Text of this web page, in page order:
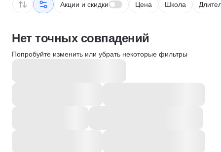
Акции и скидки Цена Школа
Нет точных совпадений
Попробуйте изменить или убрать некоторые фильтры